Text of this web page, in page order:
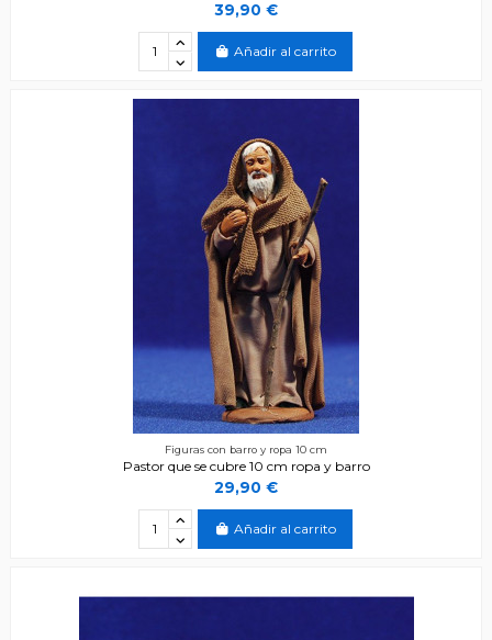
39,90 €
Añadir al carrito
Figuras con barro y ropa 10 cm
Pastor que se cubre 10 cm ropa y barro
29,90 €
Añadir al carrito